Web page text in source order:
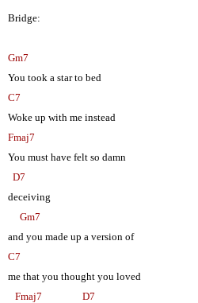
Bridge:
Gm7
You took a star to bed
C7
Woke up with me instead
Fmaj7
You must have felt so damn
D7
deceiving
Gm7
and you made up a version of
C7
me that you thought you loved
Fmaj7
D7